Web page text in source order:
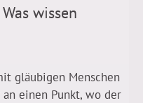
wissen
gläubigen Menschen
einen Punkt, wo der